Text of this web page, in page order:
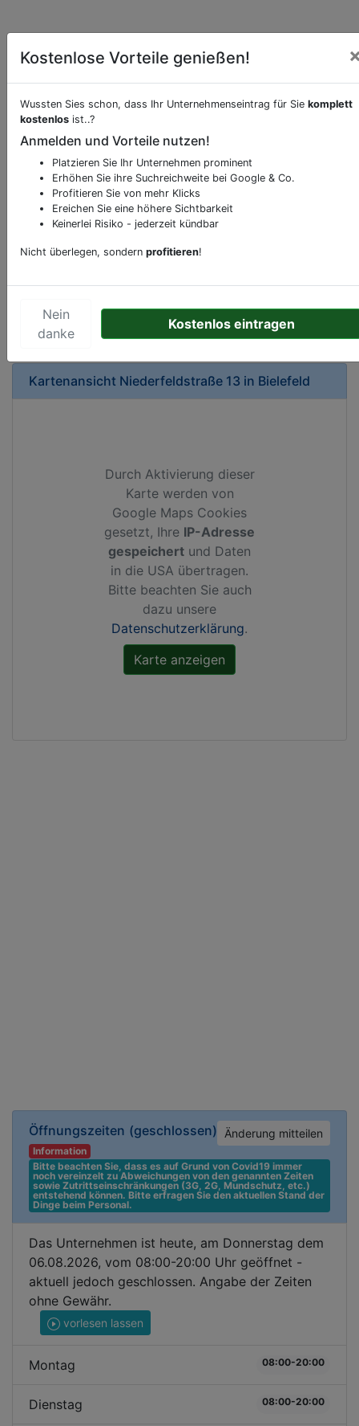
Öffnungszeiten (geschlossen) Änderung mitteilen
Information
Bitte beachten Sie, dass es auf Grund von Covid19 immer
noch vereinzelt zu Abweichungen von den genannten Zeiten
sowie Zutrittseinschränkungen (3G, 2G, Mundschutz, etc.)
entstehend können. Bitte erfragen Sie den aktuellen Stand der
Dinge beim Personal.
Das Unternehmen ist heute, am Donnerstag dem
06.08.2026, vom 08:00-20:00 Uhr geöffnet -
aktuell jedoch geschlossen. Angabe der Zeiten
ohne Gewähr.
vorlesen lassen
Montag 08:00-20:00
Dienstag 08:00-20:00
Beschreibung & Services von
Sie möchten eine Beschreibung, Dienstleistung
oder andere relevante Informationen hinzufügen?
Klicken Sie bitte hierum uns zu kontaktieren.
Gerne erweitern wir Ihren Firmeneintrag um
Ihr Unternehmen anbietet und womit Sie sich von
Kartenansicht Niederfeldstraße 13 in Bielefeld
Durch Aktivierung dieser
Karte werden von
Google Maps Cookies
gesetzt, Ihre IP-Adresse
gespeichert und Daten
in die USA übertragen.
Bitte beachten Sie auch
dazu unsere
Datenschutzerklärung.
Kostenlose Vorteile genießen!
Wussten Sies schon, dass Ihr Unternehmenseintrag für Sie komplett
kostenlos ist..?
Anmelden und Vorteile nutzen!
Platzieren Sie Ihr Unternehmen prominent
Erhöhen Sie ihre Suchreichweite bei Google & Co.
Profitieren Sie von mehr Klicks
Ereichen Sie eine höhere Sichtbarkeit
Keinerlei Risiko - jederzeit kündbar
Nicht überlegen, sondern profitieren!
Nein
danke
Kostenlos eintragen